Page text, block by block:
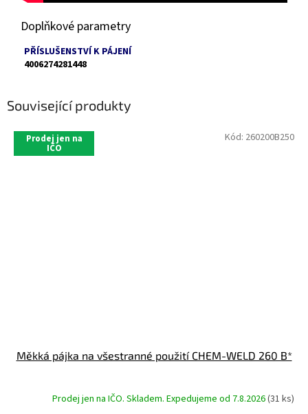
Doplňkové parametry
PŘÍSLUŠENSTVÍ K PÁJENÍ
4006274281448
Související produkty
Prodej jen na
IČO
Měkká pájka na všestranné použití CHEM-WELD 260 B*
Prodej jen na IČO. Skladem. Expedujeme od 7.8.2026(31 ks)
Kód: 260200B250